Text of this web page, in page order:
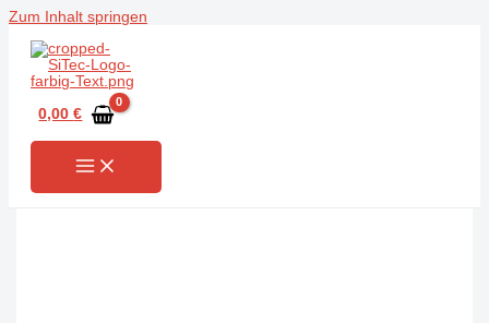
Zum Inhalt springen
0,00€